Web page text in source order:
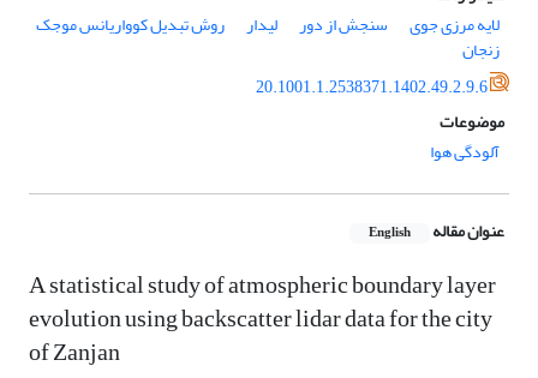
لایه مرزی جوی
سنجش از دور لیدار روش تبدیل کوواریانس موجک
زنجان
20.1001.1.2538371.1402.49.2.9.6
موضوعات
آلودگی هوا
عنوان مقاله English
A statistical study of atmospheric boundary layer
evolution using backscatter lidar data for the city
of Zanjan